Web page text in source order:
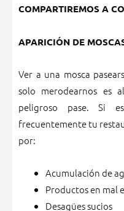
COMPARTIREMOS A
APARICIÓN DE
Ver a una mosca
solo merodearnos es
peligroso pase. Si
frecuentemente tu
por:
Acumulación de
Productos en mal
Desagües sucios